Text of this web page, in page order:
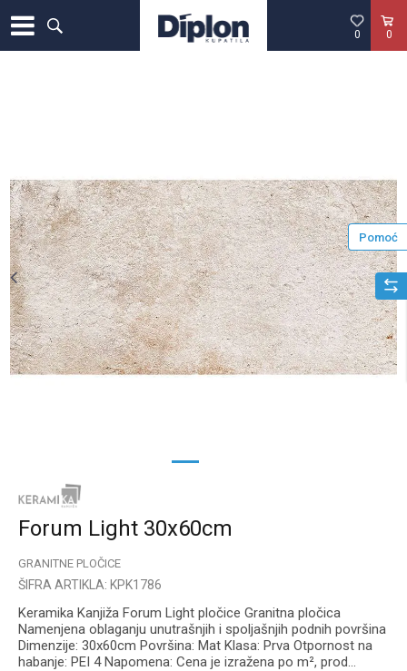
0
0
1
Forum Light 30x60cm
GRANITNE PLOČICE
ŠIFRA ARTIKLA: KPK1786
Keramika Kanjiža Forum Light pločice Granitna pločica
Namenjena oblaganju unutrašnjih i spoljašnjih podnih površina
Dimenzije: 30x60cm Površina: Mat Klasa: Prva Otpornost na
habanje: PEI 4 Napomena: Cena je izražena po m², prod...
Pomoć